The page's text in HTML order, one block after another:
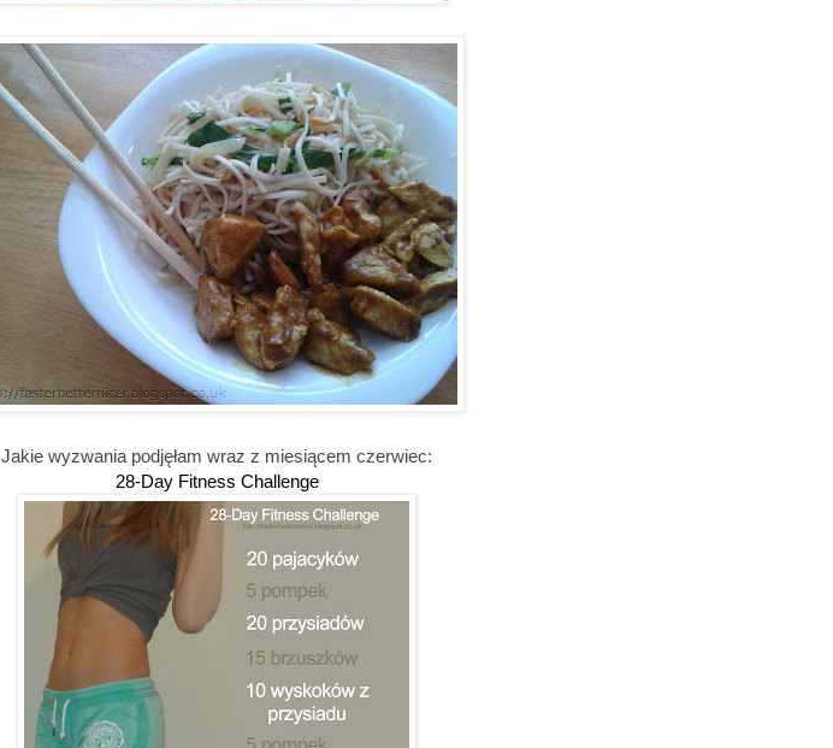
Jakie wyzwania podjęłam wraz z miesiącem czerwiec:
28-Day Fitness Challenge